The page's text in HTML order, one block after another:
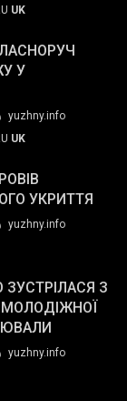
UK
У
yuzhny.info
UK
УКРИТТЯ
yuzhny.info
З
yuzhny.info